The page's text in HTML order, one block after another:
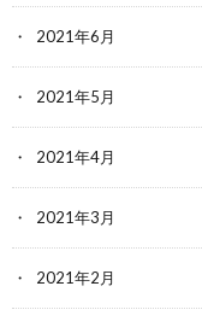
2021年6月
2021年5月
2021年4月
2021年3月
2021年2月